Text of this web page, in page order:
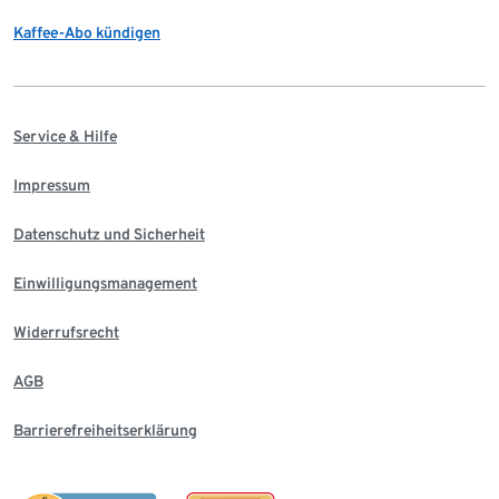
Kaffee-Abo kündigen
Service & Hilfe
Impressum
Datenschutz und Sicherheit
Einwilligungsmanagement
Widerrufsrecht
AGB
Barrierefreiheitserklärung